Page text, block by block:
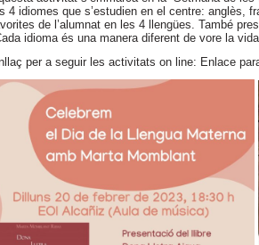
4 idiomes que s’estudien en el centre: anglès,
de l’alumnat en les 4 llengües. També
idioma és una manera diferent de vore la
per a seguir les activitats on line: Enlace